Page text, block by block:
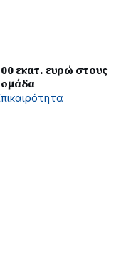
εκατ. ευρώ στους